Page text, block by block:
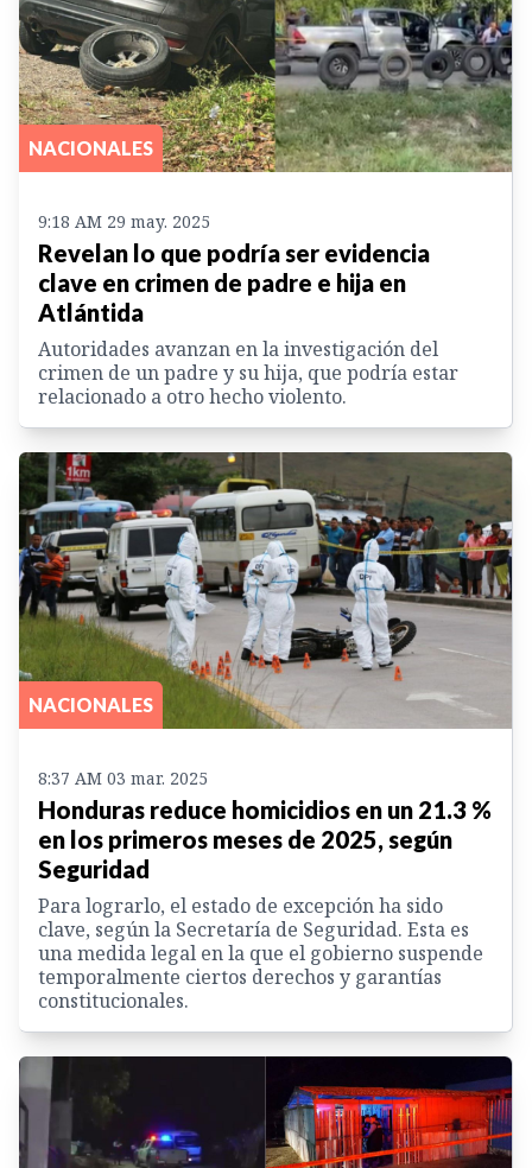
NACIONALES
9:18 AM 29 may. 2025
Revelan lo que podría ser evidencia
clave en crimen de padre e hija en
Atlántida
Autoridades avanzan en la investigación del
crimen de un padre y su hija, que podría estar
relacionado a otro hecho violento.
NACIONALES
8:37 AM 03 mar. 2025
Honduras reduce homicidios en un 21.3 %
en los primeros meses de 2025, según
Seguridad
Para lograrlo, el estado de excepción ha sido
clave, según la Secretaría de Seguridad. Esta es
una medida legal en la que el gobierno suspende
temporalmente ciertos derechos y garantías
constitucionales.